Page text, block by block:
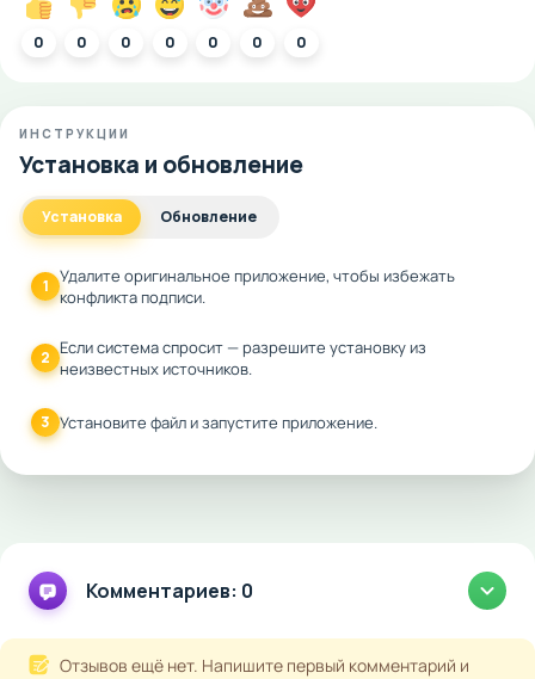
0 0 0 0 0 0 0
ИНСТРУКЦИИ
Установка и обновление
Установка Обновление
1 Удалите оригинальное приложение, чтобы избежать
конфликта подписи.
2 Если система спросит — разрешите установку из
неизвестных источников.
3 Установите файл и запустите приложение.
Комментариев: 0
Отзывов ещё нет. Напишите первый комментарий и